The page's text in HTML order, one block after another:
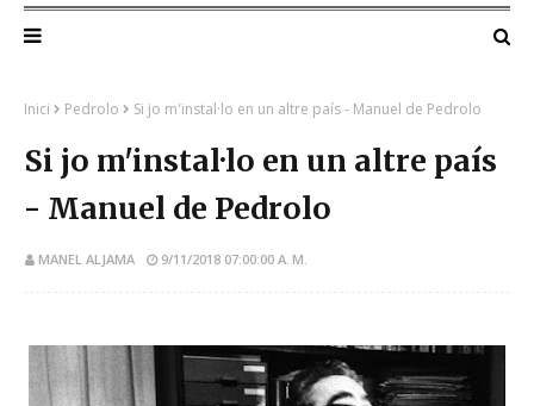
Inici Pedrolo Si jo m'instal·lo en un altre país - Manuel de Pedrolo
Si jo m'instal·lo en un altre país
- Manuel de Pedrolo
MANEL ALJAMA 9/11/2018 07:00:00 A. M.